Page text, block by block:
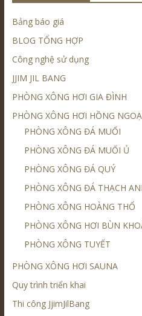
Bảng báo giá
BLOG TỔNG HỢP
Công nghệ sử dụng
JJIM JIL BANG
PHÒNG XÔNG HƠI GIA ĐÌNH
PHÒNG XÔNG HƠI HỒNG
PHÒNG XÔNG ĐÁ MUỐI
PHÒNG XÔNG ĐÁ MUỐI Ủ
PHÒNG XÔNG ĐÁ QUÝ
PHÒNG XÔNG ĐÁ THẠCH
PHÒNG XÔNG HOÀNG THỔ
PHÒNG XÔNG HƠI BÙN
PHÒNG XÔNG TUYẾT
PHÒNG XÔNG HƠI SAUNA
Quy trình triển khai
Thi công JjimJilBang